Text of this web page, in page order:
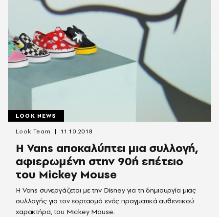
LOOK NEWS
H Vans αποκαλύπτει μια συλλογή,
αφιερωμένη στην 90ή επέτειο
του Mickey Mouse
Η Vans συνεργάζεται με την Disney για τη δημιουργία μιας
συλλογής για τον εορτασμό ενός πραγματικά αυθεντικού
χαρακτήρα, του Mickey Mouse.
Look Team 11.10.2018